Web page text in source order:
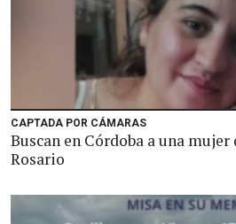
CAPTADA POR CÁMARAS
Buscan en Córdoba a una
Rosario